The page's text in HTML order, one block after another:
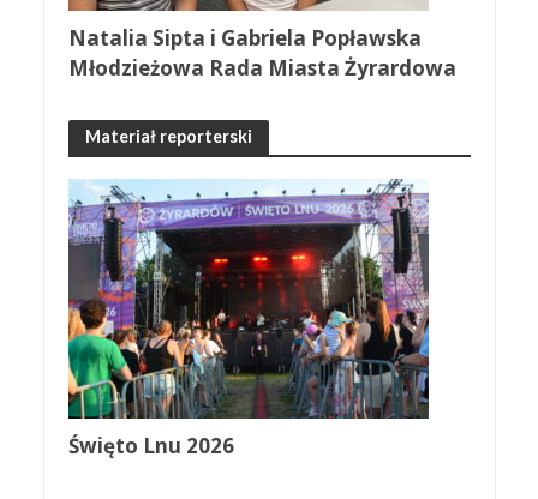
Natalia Sipta i Gabriela Popławska
Młodzieżowa Rada Miasta Żyrardowa
Materiał reporterski
Święto Lnu 2026